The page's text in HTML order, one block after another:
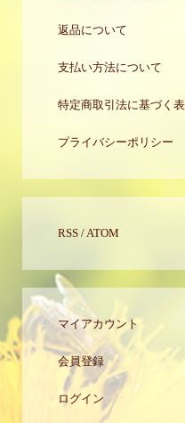
返品について
支払い方法について
特定商取引法に基づく
プライバシーポリシー
RSS /ATOM
マイアカウント
会員登録
ログイン